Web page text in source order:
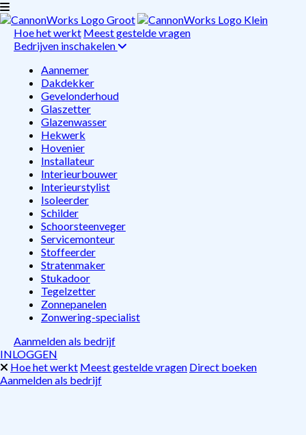
Hoe het werkt Meest gestelde vragen
Bedrijven inschakelen
Aannemer
Dakdekker
Gevelonderhoud
Glaszetter
Glazenwasser
Hekwerk
Hovenier
Installateur
Interieurbouwer
Interieurstylist
Isoleerder
Schilder
Schoorsteenveger
Servicemonteur
Stoffeerder
Stratenmaker
Stukadoor
Tegelzetter
Zonnepanelen
Zonwering-specialist
Aanmelden als bedrijf
INLOGGEN
Hoe het werkt Meest gestelde vragen Direct boeken
Aanmelden als bedrijf